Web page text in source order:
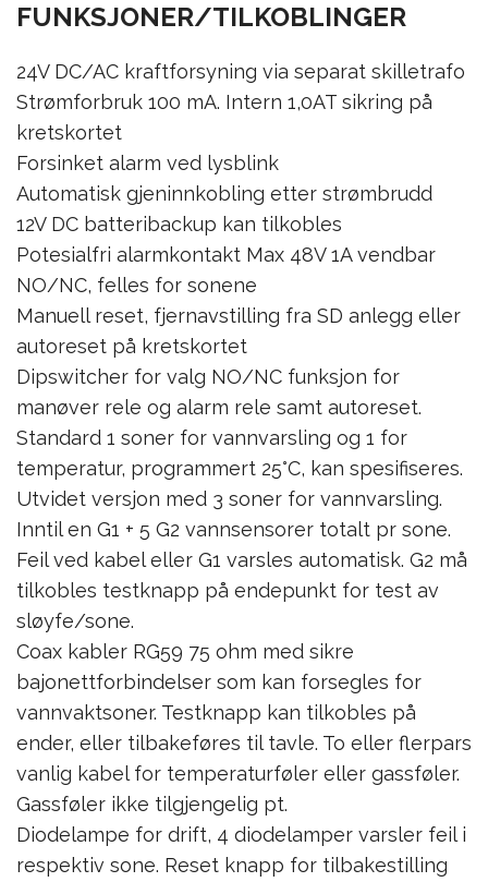
FUNKSJONER/TILKOBLINGER
24V DC/AC kraftforsyning via separat skilletrafo
Strømforbruk 100 mA. Intern 1,0AT sikring på
kretskortet
Forsinket alarm ved lysblink
Automatisk gjeninnkobling etter strømbrudd
12V DC batteribackup kan tilkobles
Potesialfri alarmkontakt Max 48V 1A vendbar
NO/NC, felles for sonene
Manuell reset, fjernavstilling fra SD anlegg eller
autoreset på kretskortet
Dipswitcher for valg NO/NC funksjon for
manøver rele og alarm rele samt autoreset.
Standard 1 soner for vannvarsling og 1 for
temperatur, programmert 25°C, kan spesifiseres.
Utvidet versjon med 3 soner for vannvarsling.
Inntil en G1 + 5 G2 vannsensorer totalt pr sone.
Feil ved kabel eller G1 varsles automatisk. G2 må
tilkobles testknapp på endepunkt for test av
sløyfe/sone.
Coax kabler RG59 75 ohm med sikre
bajonettforbindelser som kan forsegles for
vannvaktsoner. Testknapp kan tilkobles på
ender, eller tilbakeføres til tavle. To eller flerpars
vanlig kabel for temperaturføler eller gassføler.
Gassføler ikke tilgjengelig pt.
Diodelampe for drift, 4 diodelamper varsler feil i
respektiv sone. Reset knapp for tilbakestilling